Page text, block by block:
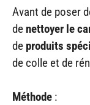
Avant de poser
de nettoyer le
de produits
de colle et de
Méthode :